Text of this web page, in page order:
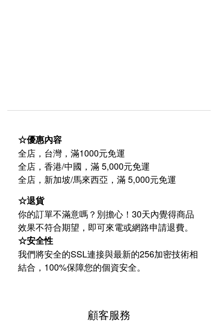
☆優惠內容
全店，台灣，滿1000元免運
全店，香港/中國，滿 5,000元免運
全店，新加坡/馬來西亞，滿 5,000元免運
☆退貨
你的訂單不滿意嗎？別擔心！30天內覺得商品
效果不符合期望，即可來電或網路申請退費。
☆安全性
我們將安全的SSL連接與最新的256加密技術相
結合，100%保障您的個資安全。
顧客服務